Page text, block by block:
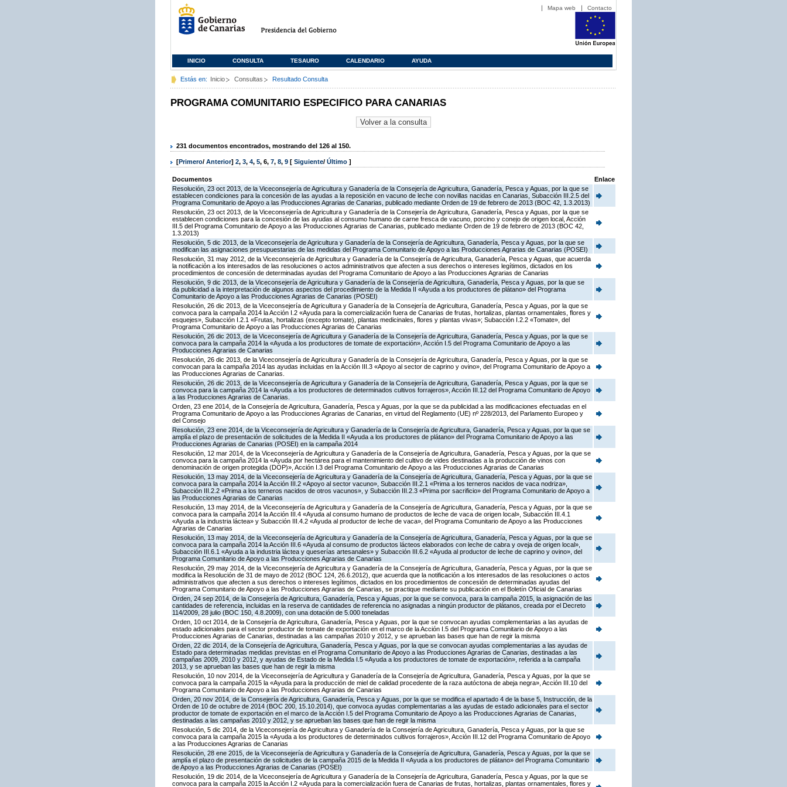
Mapa web Contacto
INICIO CONSULTA TESAURO CALENDARIO AYUDA
Estás en: Inicio Consultas Resultado Consulta
PROGRAMA COMUNITARIO ESPECIFICO PARA CANARIAS
231 documentos encontrados, mostrando del 126 al 150.
[Primero/ Anterior] 2, 3, 4, 5, 6, 7, 8, 9 [ Siguiente/ Último ]
Documentos
Enlace
Resolución, 23 oct 2013, de la Viceconsejería de Agricultura y Ganadería de la Consejería de Agricultura, Ganadería, Pesca y Aguas, por la que se
establecen condiciones para la concesión de las ayudas a la reposición en vacuno de leche con novillas nacidas en Canarias, Subacción III.2.5 del
Programa Comunitario de Apoyo a las Producciones Agrarias de Canarias, publicado mediante Orden de 19 de febrero de 2013 (BOC 42, 1.3.2013)
Resolución, 23 oct 2013, de la Viceconsejería de Agricultura y Ganadería de la Consejería de Agricultura, Ganadería, Pesca y Aguas, por la que se
establecen condiciones para la concesión de las ayudas al consumo humano de carne fresca de vacuno, porcino y conejo de origen local, Acción
III.5 del Programa Comunitario de Apoyo a las Producciones Agrarias de Canarias, publicado mediante Orden de 19 de febrero de 2013 (BOC 42,
1.3.2013)
Resolución, 5 dic 2013, de la Viceconsejería de Agricultura y Ganadería de la Consejería de Agricultura, Ganadería, Pesca y Aguas, por la que se
modifican las asignaciones presupuestarias de las medidas del Programa Comunitario de Apoyo a las Producciones Agrarias de Canarias (POSEI)
Resolución, 31 may 2012, de la Viceconsejería de Agricultura y Ganadería de la Consejería de Agricultura, Ganadería, Pesca y Aguas, que acuerda
la notificación a los interesados de las resoluciones o actos administrativos que afecten a sus derechos o intereses legítimos, dictados en los
procedimientos de concesión de determinadas ayudas del Programa Comunitario de Apoyo a las Producciones Agrarias de Canarias
Resolución, 9 dic 2013, de la Viceconsejería de Agricultura y Ganadería de la Consejería de Agricultura, Ganadería, Pesca y Aguas, por la que se
da publicidad a la interpretación de algunos aspectos del procedimiento de la Medida II «Ayuda a los productores de plátano» del Programa
Comunitario de Apoyo a las Producciones Agrarias de Canarias (POSEI)
Resolución, 26 dic 2013, de la Viceconsejería de Agricultura y Ganadería de la Consejería de Agricultura, Ganadería, Pesca y Aguas, por la que se
convoca para la campaña 2014 la Acción I.2 «Ayuda para la comercialización fuera de Canarias de frutas, hortalizas, plantas ornamentales, flores y
esquejes», Subacción I.2.1 «Frutas, hortalizas (excepto tomate), plantas medicinales, flores y plantas vivas»; Subacción I.2.2 «Tomate», del
Programa Comunitario de Apoyo a las Producciones Agrarias de Canarias
Resolución, 26 dic 2013, de la Viceconsejería de Agricultura y Ganadería de la Consejería de Agricultura, Ganadería, Pesca y Aguas, por la que se
convoca para la campaña 2014 la «Ayuda a los productores de tomate de exportación», Acción I.5 del Programa Comunitario de Apoyo a las
Producciones Agrarias de Canarias
Resolución, 26 dic 2013, de la Viceconsejería de Agricultura y Ganadería de la Consejería de Agricultura, Ganadería, Pesca y Aguas, por la que se
convocan para la campaña 2014 las ayudas incluidas en la Acción III.3 «Apoyo al sector de caprino y ovino», del Programa Comunitario de Apoyo a
las Producciones Agrarias de Canarias.
Resolución, 26 dic 2013, de la Viceconsejería de Agricultura y Ganadería de la Consejería de Agricultura, Ganadería, Pesca y Aguas, por la que se
convoca para la campaña 2014 la «Ayuda a los productores de determinados cultivos forrajeros», Acción III.12 del Programa Comunitario de Apoyo
a las Producciones Agrarias de Canarias.
Orden, 23 ene 2014, de la Consejería de Agricultura, Ganadería, Pesca y Aguas, por la que se da publicidad a las modificaciones efectuadas en el
Programa Comunitario de Apoyo a las Producciones Agrarias de Canarias, en virtud del Reglamento (UE) nº 228/2013, del Parlamento Europeo y
del Consejo
Resolución, 23 ene 2014, de la Viceconsejería de Agricultura y Ganadería de la Consejería de Agricultura, Ganadería, Pesca y Aguas, por la que se
amplía el plazo de presentación de solicitudes de la Medida II «Ayuda a los productores de plátano» del Programa Comunitario de Apoyo a las
Producciones Agrarias de Canarias (POSEI) en la campaña 2014
Resolución, 12 mar 2014, de la Viceconsejería de Agricultura y Ganadería de la Consejería de Agricultura, Ganadería, Pesca y Aguas, por la que se
convoca para la campaña 2014 la «Ayuda por hectárea para el mantenimiento del cultivo de vides destinadas a la producción de vinos con
denominación de origen protegida (DOP)», Acción I.3 del Programa Comunitario de Apoyo a las Producciones Agrarias de Canarias
Resolución, 13 may 2014, de la Viceconsejería de Agricultura y Ganadería de la Consejería de Agricultura, Ganadería, Pesca y Aguas, por la que se
convoca para la campaña 2014 la Acción III.2 «Apoyo al sector vacuno», Subacción III.2.1 «Prima a los terneros nacidos de vaca nodriza»,
Subacción III.2.2 «Prima a los terneros nacidos de otros vacunos», y Subacción III.2.3 «Prima por sacrificio» del Programa Comunitario de Apoyo a
las Producciones Agrarias de Canarias
Resolución, 13 may 2014, de la Viceconsejería de Agricultura y Ganadería de la Consejería de Agricultura, Ganadería, Pesca y Aguas, por la que se
convoca para la campaña 2014 la Acción III.4 «Ayuda al consumo humano de productos de leche de vaca de origen local», Subacción III.4.1
«Ayuda a la industria láctea» y Subacción III.4.2 «Ayuda al productor de leche de vaca», del Programa Comunitario de Apoyo a las Producciones
Agrarias de Canarias
Resolución, 13 may 2014, de la Viceconsejería de Agricultura y Ganadería de la Consejería de Agricultura, Ganadería, Pesca y Aguas, por la que se
convoca para la campaña 2014 la Acción III.6 «Ayuda al consumo de productos lácteos elaborados con leche de cabra y oveja de origen local»,
Subacción III.6.1 «Ayuda a la industria láctea y queserías artesanales» y Subacción III.6.2 «Ayuda al productor de leche de caprino y ovino», del
Programa Comunitario de Apoyo a las Producciones Agrarias de Canarias
Resolución, 29 may 2014, de la Viceconsejería de Agricultura y Ganadería de la Consejería de Agricultura, Ganadería, Pesca y Aguas, por la que se
modifica la Resolución de 31 de mayo de 2012 (BOC 124, 26.6.2012), que acuerda que la notificación a los interesados de las resoluciones o actos
administrativos que afecten a sus derechos o intereses legítimos, dictados en los procedimientos de concesión de determinadas ayudas del
Programa Comunitario de Apoyo a las Producciones Agrarias de Canarias, se practique mediante su publicación en el Boletín Oficial de Canarias
Orden, 24 sep 2014, de la Consejería de Agricultura, Ganadería, Pesca y Aguas, por la que se convoca, para la campaña 2015, la asignación de las
cantidades de referencia, incluidas en la reserva de cantidades de referencia no asignadas a ningún productor de plátanos, creada por el Decreto
114/2009, 28 julio (BOC 150, 4.8.2009), con una dotación de 5.000 toneladas
Orden, 10 oct 2014, de la Consejería de Agricultura, Ganadería, Pesca y Aguas, por la que se convocan ayudas complementarias a las ayudas de
estado adicionales para el sector productor de tomate de exportación en el marco de la Acción I.5 del Programa Comunitario de Apoyo a las
Producciones Agrarias de Canarias, destinadas a las campañas 2010 y 2012, y se aprueban las bases que han de regir la misma
Orden, 22 dic 2014, de la Consejería de Agricultura, Ganadería, Pesca y Aguas, por la que se convocan ayudas complementarias a las ayudas de
Estado para determinadas medidas previstas en el Programa Comunitario de Apoyo a las Producciones Agrarias de Canarias, destinadas a las
campañas 2009, 2010 y 2012, y ayudas de Estado de la Medida I.5 «Ayuda a los productores de tomate de exportación», referida a la campaña
2013, y se aprueban las bases que han de regir la misma
Resolución, 10 nov 2014, de la Viceconsejería de Agricultura y Ganadería de la Consejería de Agricultura, Ganadería, Pesca y Aguas, por la que se
convoca para la campaña 2015 la «Ayuda para la producción de miel de calidad procedente de la raza autóctona de abeja negra», Acción III.10 del
Programa Comunitario de Apoyo a las Producciones Agrarias de Canarias
Orden, 20 nov 2014, de la Consejería de Agricultura, Ganadería, Pesca y Aguas, por la que se modifica el apartado 4 de la base 5, Instrucción, de la
Orden de 10 de octubre de 2014 (BOC 200, 15.10.2014), que convoca ayudas complementarias a las ayudas de estado adicionales para el sector
productor de tomate de exportación en el marco de la Acción I.5 del Programa Comunitario de Apoyo a las Producciones Agrarias de Canarias,
destinadas a las campañas 2010 y 2012, y se aprueban las bases que han de regir la misma
Resolución, 5 dic 2014, de la Viceconsejería de Agricultura y Ganadería de la Consejería de Agricultura, Ganadería, Pesca y Aguas, por la que se
convoca para la campaña 2015 la «Ayuda a los productores de determinados cultivos forrajeros», Acción III.12 del Programa Comunitario de Apoyo
a las Producciones Agrarias de Canarias
Resolución, 28 ene 2015, de la Viceconsejería de Agricultura y Ganadería de la Consejería de Agricultura, Ganadería, Pesca y Aguas, por la que se
amplía el plazo de presentación de solicitudes de la campaña 2015 de la Medida II «Ayuda a los productores de plátano» del Programa Comunitario
de Apoyo a las Producciones Agrarias de Canarias (POSEI)
Resolución, 19 dic 2014, de la Viceconsejería de Agricultura y Ganadería de la Consejería de Agricultura, Ganadería, Pesca y Aguas, por la que se
convoca para la campaña 2015 la Acción I.2 «Ayuda para la comercialización fuera de Canarias de frutas, hortalizas, plantas ornamentales, flores y